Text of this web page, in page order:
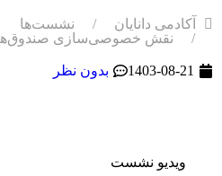
آکادمی دانایان
نشست‌ها
نقش خصوصی‌سازی
1403-08-21 بدون نظر
ویدیو نشست